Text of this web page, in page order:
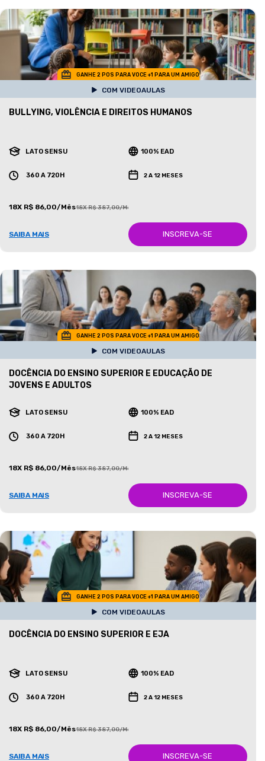
GANHE 2 POS PARA VOCE +1 PARA UM AMIGO
COM VIDEOAULAS
BULLYING, VIOLÊNCIA E DIREITOS HUMANOS
LATO SENSU 100% EAD
360 A 720H 2 A 12 MESES
18X R$ 86,00/Mês18X R$ 387,00/Mês
SAIBA MAIS INSCREVA-SE
GANHE 2 POS PARA VOCE +1 PARA UM AMIGO
COM VIDEOAULAS
DOCÊNCIA DO ENSINO SUPERIOR E EDUCAÇÃO DE
JOVENS E ADULTOS
LATO SENSU 100% EAD
360 A 720H 2 A 12 MESES
18X R$ 86,00/Mês18X R$ 387,00/Mês
SAIBA MAIS INSCREVA-SE
GANHE 2 POS PARA VOCE +1 PARA UM AMIGO
COM VIDEOAULAS
DOCÊNCIA DO ENSINO SUPERIOR E EJA
LATO SENSU 100% EAD
360 A 720H 2 A 12 MESES
18X R$ 86,00/Mês18X R$ 387,00/Mês
SAIBA MAIS INSCREVA-SE